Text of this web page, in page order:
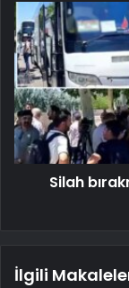
Silah
İlgili